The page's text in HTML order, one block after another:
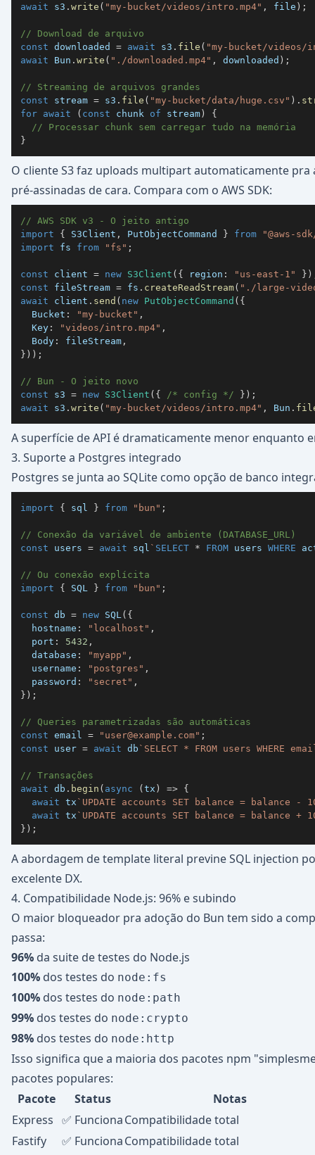
await s3 . write ( "my-bucket/videos/intro.mp4" , file ) ;
// Download de arquivo
const downloaded = await s3 . file ( "my-bucket/videos/
await Bun . write ( "./downloaded.mp4" , downloaded ) ;
// Streaming de arquivos grandes
const stream = s3 . file ( "my-bucket/data/huge.csv" ) .
for await ( const chunk of stream)
{
// Processar chunk sem carregar tudo na memória
}
O cliente S3 faz uploads multipart automaticamente pra
pré-assinadas de cara. Compara com o AWS SDK:
// AWS SDK v3 - O jeito antigo
import
{ S3Client , PutObjectCommand } from
"@aws-
import fs from "fs" ;
const client = new S3Client ( { region : "us-east-1" } )
const fileStream = fs . createReadStream( "./large-
await client . send ( new PutObjectCommand ( {
  Bucket
: "my-bucket" ,
  Key
: "videos/intro.mp4" ,
  Body
: fileStream ,
} ) ) ;
// Bun - O jeito novo
const s3 = new S3Client ( { /* config */ } ) ;
await s3 . write ( "my-bucket/videos/intro.mp4" , Bun .
A superfície de API é dramaticamente menor enquanto
3. Suporte a Postgres integrado
Postgres se junta ao SQLite como opção de banco
import { sql } from "bun" ;
// Conexão da variável de ambiente (DATABASE_URL)
const users = await sql ` SELECT * FROM users WHERE
// Ou conexão explícita
import
{ SQL } from "bun" ;
const db = new SQL ( {
  hostname
: "localhost" ,
  port
: 5432 ,
  database
: "myapp" ,
  username
: "postgres" ,
  password
: "secret" ,
} ) ;
// Queries parametrizadas são automáticas
const email = " user@example.com" ;
const user = await db ` SELECT * FROM users WHERE
// Transações
await db . begin ( async (tx ) => {
await tx ` UPDATE accounts SET balance = balance -
await tx ` UPDATE accounts SET balance = balance +
} ) ;
A abordagem de template literal previne SQL injection
excelente DX.
4. Compatibilidade Node.js: 96% e subindo
O maior bloqueador pra adoção do Bun tem sido a
passa:
96% da suite de testes do Node.js
100% dos testes do node:fs
100% dos testes do node:path
99% dos testes do node:crypto
98% dos testes do node:http
Isso significa que a maioria dos pacotes npm
pacotes populares:
Pacote
Status
Notas
Express ✅ FuncionaCompatibilidade total
Fastify
✅ FuncionaCompatibilidade total